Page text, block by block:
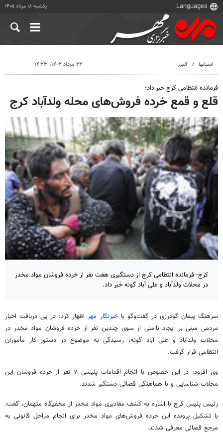
یکشنبه ۱۸ مرداد ۱۴۰۵
استانها البرز ۲۲ مرداد ۱۴۰۲، ۱۴:۲۳
فرمانده انتظامی کرج خبر داد؛
قلع و قمع خرده فروش‌های محله ولدآباد کرج
کرج- فرمانده انتظامی کرج از دستگیری هفت نفر از خرده فروشان مواد مخدر
در محلات ولدآباد و علی آباد گونه خبر داد.
سرهنگ پیمان گودرزی در گفت‌وگو با خبرنگار مهر اظهار کرد: در پی دریافت اخبار
مردمی مبنی بر ایجاد ناامنی از سوی چندین نفر از خرده فروشان مواد مخدر در
محلات ولدآباد و علی آباد گونه، رسیدگی به موضوع در دستور کار مأموران
انتظامی قرار گرفت.
وی افزود: در این خصوص با انجام اقدامات پلیسی ۷ نفر از خرده فروشان این
محلات شناسایی و با هماهنگی قضائی دستگیر شدند.
رئیس پلیس کرج با اشاره به کشف مقادیری مواد مخدر از مخفیگاه متهمان، گفت:
با تشکیل پرونده این خرده فروش‌های مواد مخدر برای انجام مراحل قانونی به
مرجع قضائی معرفی شدند.